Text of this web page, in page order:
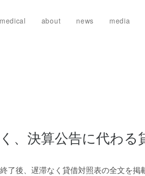
about news media
、決算公告に代わる
了後、遅滞なく貸借対照表の全文を掲